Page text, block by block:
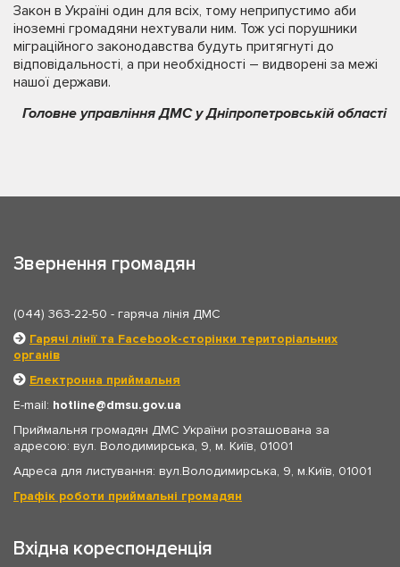
Закон в Україні один для всіх, тому неприпустимо аби
іноземні громадяни нехтували ним. Тож усі порушники
міграційного законодавства будуть притягнуті до
відповідальності, а при необхідності – видворені за межі
нашої держави.
Головне управління ДМС у Дніпропетровській області
Звернення громадян
(044) 363-22-50 - гаряча лінія ДМС
Гарячі лінії та Facebook-сторінки територіальних
органів
Електронна приймальня
E-mail: hotline
dmsu.gov.ua
Приймальня громадян ДМС України розташована за
адресою: вул. Володимирська, 9, м. Київ, 01001
Адреса для листування: вул.Володимирська, 9, м.Київ, 01001
Графік роботи приймальні громадян
Вхідна кореспонденція